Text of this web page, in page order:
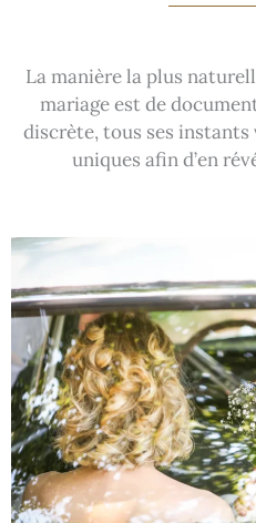
La manière la plus
mariage est de
discrète, tous ses
uniques afin d’en